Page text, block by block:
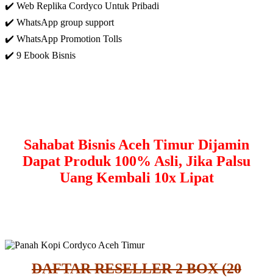
✔️ Web Replika Cordyco Untuk Pribadi
✔️ WhatsApp group support
✔️ WhatsApp Promotion Tolls
✔️ 9 Ebook Bisnis
Sahabat Bisnis Aceh Timur Dijamin
Dapat Produk 100% Asli, Jika Palsu
Uang Kembali 10x Lipat
DAFTAR RESELLER 2 BOX (20